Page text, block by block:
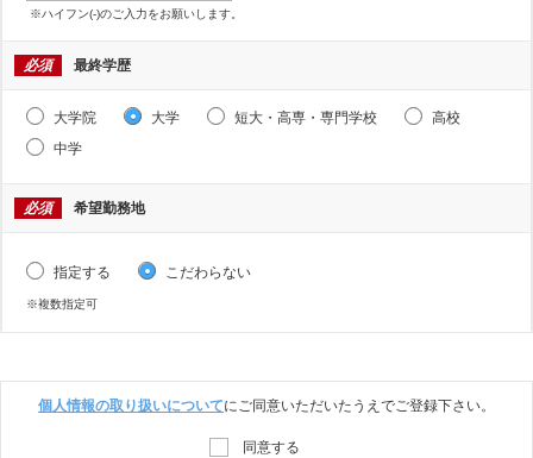
※ハイフン(-)のご入力をお願いします。
必須 最終学歴
大学院 大学 短大・高専・専門学校
高校
中学
必須 希望勤務地
指定する こだわらない
※複数指定可
個人情報の取り扱いについてにご同意いただいたうえでご登録下さい。
同意する